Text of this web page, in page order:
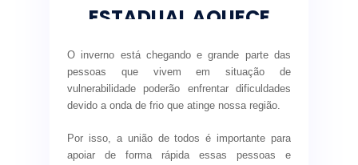
de ocupação. Aos domingos e fora do horário
modalidade delivery.
Os supermercados podem abrir ao público
todos os dias da semana, das 8h às 20h, com
para entregas. As academias podem funcionar
das 6h às 20h, com até 30% de ocupação.
ESTADUAL AQUECE
O inverno está chegando e grande parte das
pessoas que vivem em situação de
vulnerabilidade poderão enfrentar dificuldades
devido a onda de frio que atinge nossa região.
Por isso, a união de todos é importante para
apoiar de forma rápida essas pessoas e